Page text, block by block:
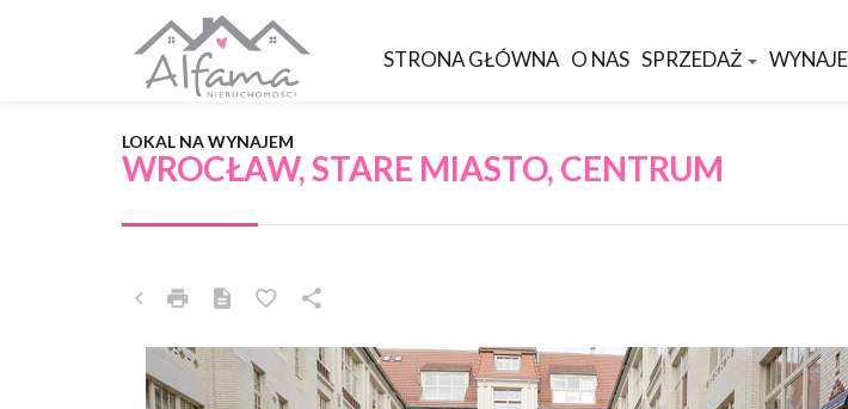
STRONA GŁÓWNA O NAS SPRZEDAŻ
WROCŁAW, STARE MIASTO, CENTRUM
LOKAL NA WYNAJEM